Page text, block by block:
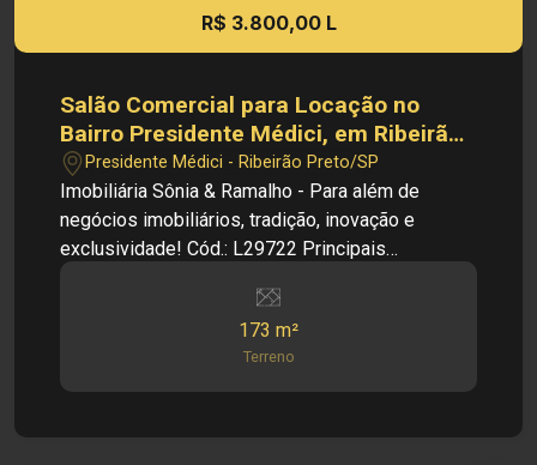
R$ 3.800,00 L
Salão Comercial para Locação no
Bairro Presidente Médici, em Ribeirão
Preto.
Presidente Médici - Ribeirão Preto/SP
Imobiliária Sônia & Ramalho - Para além de
negócios imobiliários, tradição, inovação e
exclusividade! Cód.: L29722 Principais
Bairro Presidente Médici - Salão amplo - 01 Sala
- 02 Banheiros - Mezanino Dimensões: - 173,00
m² de Terreno - 142,00 m² de área Construida
Informações bônus: - Imóvel nas imediações de
173 m²
Terreno